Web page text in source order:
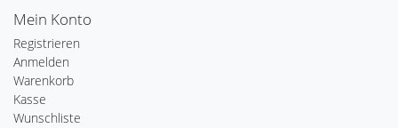
Mein Konto
Registrieren
Anmelden
Warenkorb
Kasse
Wunschliste